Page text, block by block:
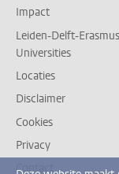
Impact
Leiden-Delft-Erasmus
Universities
Locaties
Disclaimer
Cookies
Privacy
Contact